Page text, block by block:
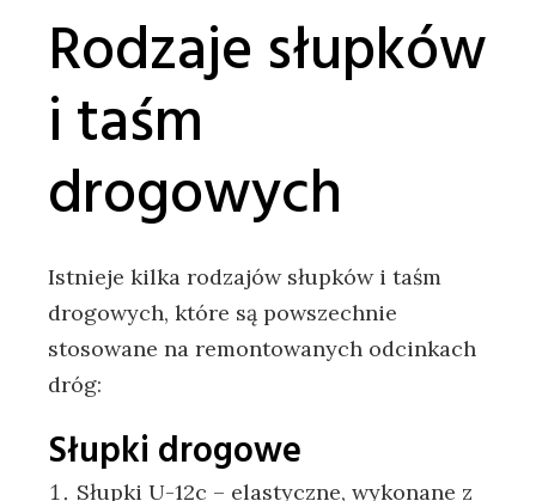
Rodzaje słupków
i taśm
drogowych
Istnieje kilka rodzajów słupków i taśm
drogowych, które są powszechnie
stosowane na remontowanych odcinkach
dróg:
Słupki drogowe
Słupki U-12c – elastyczne, wykonane z